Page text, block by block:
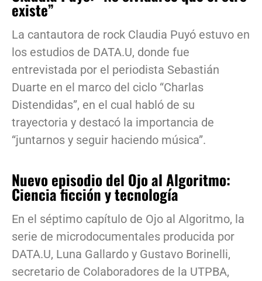
existe”
La cantautora de rock Claudia Puyó estuvo en
los estudios de DATA.U, donde fue
entrevistada por el periodista Sebastián
Duarte en el marco del ciclo “Charlas
Distendidas”, en el cual habló de su
trayectoria y destacó la importancia de
“juntarnos y seguir haciendo música”.
Nuevo episodio del Ojo al Algoritmo:
Ciencia ficción y tecnología
En el séptimo capítulo de Ojo al Algoritmo, la
serie de microdocumentales producida por
DATA.U, Luna Gallardo y Gustavo Borinelli,
secretario de Colaboradores de la UTPBA,